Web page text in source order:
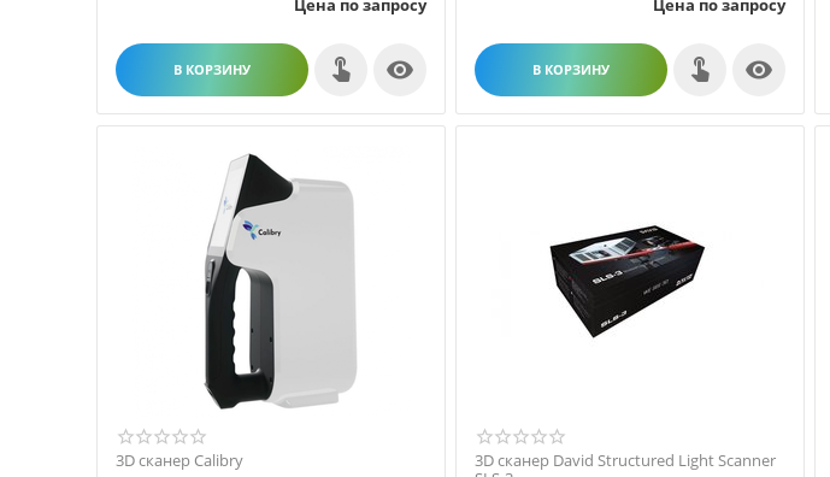
В КОРЗИНУ  В КОРЗИНУ 
3D сканер Calibry
3D сканер David Structured Light Scanner